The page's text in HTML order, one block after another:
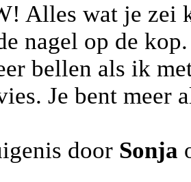
Alles wat je zei
nagel op de
bellen als ik
Je bent meer
door Sonja